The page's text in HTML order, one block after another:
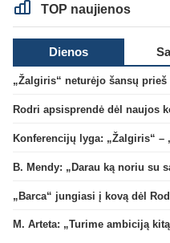
TOP naujienos
Dienos
„Žalgiris“ neturėjo šansų prieš
Rodri apsisprendė dėl naujos
„Barca“ jungiasi į kovą dėl
M. Arteta: „Turime ambiciją